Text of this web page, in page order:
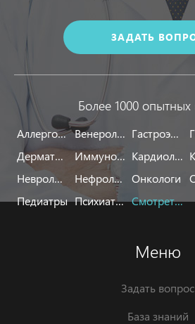
ЗАДАТЬ
Более 1000 опытных
Аллергологи Венерологи Гастроэнтерологи
Дерматологи
Иммунологи Кардиологи
Неврологи
Нефрологи Онкологи
Педиатры
Психиатры Смотреть все
Меню
Задать вопрос
База знаний